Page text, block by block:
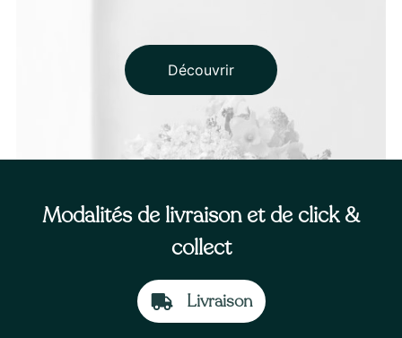
Découvrir
Modalités de livraison et de click &
collect
Livraison